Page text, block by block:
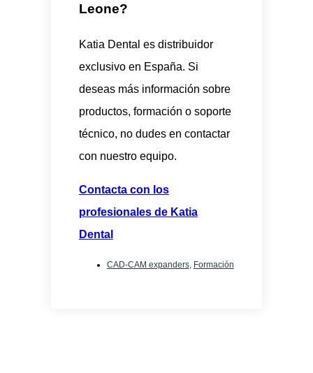
Leone?
Katia Dental es distribuidor
exclusivo en España. Si
deseas más información sobre
productos, formación o soporte
técnico, no dudes en contactar
con nuestro equipo.
Contacta con los
profesionales de Katia
Dental
CAD-CAM expanders, Formación